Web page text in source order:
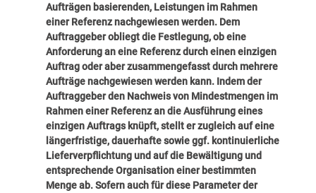
Aufträgen basierenden, Leistungen im Rahmen
einer Referenz nachgewiesen werden. Dem
Auftraggeber obliegt die Festlegung, ob eine
Anforderung an eine Referenz durch einen einzigen
Auftrag oder aber zusammengefasst durch mehrere
Aufträge nachgewiesen werden kann. Indem der
Auftraggeber den Nachweis von Mindestmengen im
Rahmen einer Referenz an die Ausführung eines
einzigen Auftrags knüpft, stellt er zugleich auf eine
längerfristige, dauerhafte sowie ggf. kontinuierliche
Lieferverpflichtung und auf die Bewältigung und
entsprechende Organisation einer bestimmten
Menge ab. Sofern auch für diese Parameter der